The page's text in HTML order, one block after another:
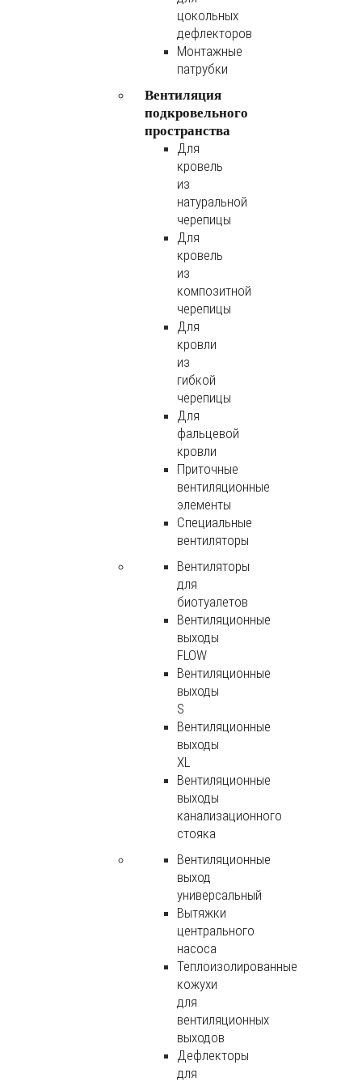
цокольных
дефлекторов
Монтажные
патрубки
Вентиляция
подкровельного
пространства
Для
кровель
из
натуральной
черепицы
Для
кровель
из
композитной
черепицы
Для
кровли
из
гибкой
черепицы
Для
фальцевой
кровли
Приточные
вентиляционные
элементы
Специальные
вентиляторы
Вентиляторы
для
биотуалетов
Вентиляционные
выходы
FLOW
Вентиляционные
выходы
S
Вентиляционные
выходы
XL
Вентиляционные
выходы
канализационного
стояка
Вентиляционные
выход
универсальный
Вытяжки
центрального
насоса
Теплоизолированные
кожухи
для
вентиляционных
выходов
Дефлекторы
для